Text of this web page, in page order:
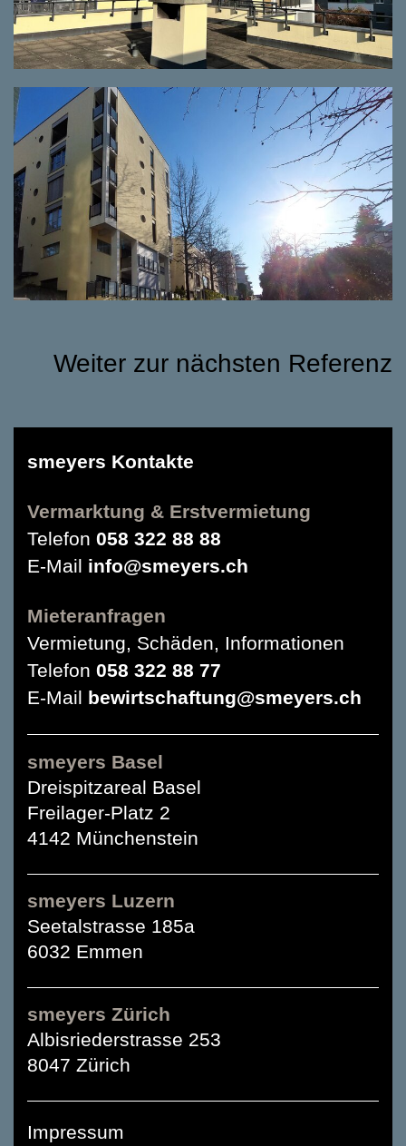
Weiter zur nächsten Referenz
smeyers Kontakte
Vermarktung & Erstvermietung
Telefon 058 322 88 88
E-Mail info@smeyers.ch
Mieteranfragen
Vermietung, Schäden, Informationen
Telefon 058 322 88 77
E-Mail bewirtschaftung@smeyers.ch
smeyers Basel
Dreispitzareal Basel
Freilager-Platz 2
4142 Münchenstein
smeyers Luzern
Seetalstrasse 185a
6032 Emmen
smeyers Zürich
Albisriederstrasse 253
8047 Zürich
Impressum